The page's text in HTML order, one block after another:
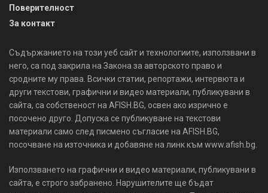
Поверителност
За контакт
Съдържанието на този уеб сайт и технологиите, използвани в
него, са под закрила на Закона за авторското право и
сродните му права. Всички статии, репортажи, интервюта и
други текстови, графични и видео материали, публикувани в
сайта, са собственост на AFISH.BG, освен ако изрично е
посочено друго. Допуска се публикуване на текстови
материали само след писмено съгласие на AFISH.BG,
посочване на източника и добавяне на линк към www.afish.bg.
Използването на графични и видео материали, публикувани в
сайта, е строго забранено. Нарушителите ще бъдат